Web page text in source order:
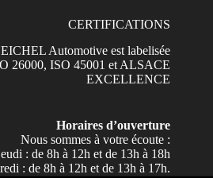
CERTIFICATIONS
Horaires d’ouverture
Nous sommes à votre écoute :
: de 8h à 12h et de 13h à 18h
: de 8h à 12h et de 13h à 17h.